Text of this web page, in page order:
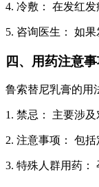
4. 冷敷： 在发红
5. 咨询医生： 如
四、用药注意
鲁索替尼乳膏的用
1. 禁忌： 主要涉
2. 注意事项： 包
3. 特殊人群用药：